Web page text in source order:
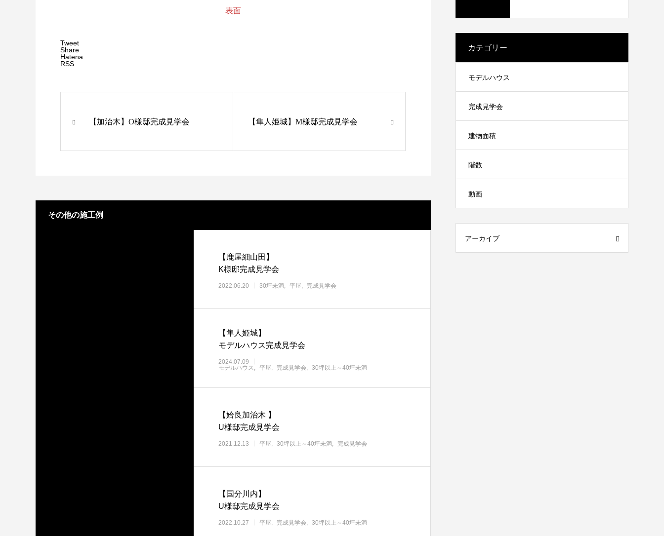
表面
Tweet
Share
Hatena
RSS
【加治木】O様邸完成見学会 【隼人姫城】M様邸完成見学会
その他の施工例
【鹿屋細山田】
K様邸完成見学会
2022.06.20 30坪未満 平屋 完成見学会
【隼人姫城】
モデルハウス完成見学会
2024.07.09
モデルハウス
平屋 完成見学会 30坪以上～40坪未満
【姶良加治木 】
U様邸完成見学会
2021.12.13 平屋 30坪以上～40坪未満 完成見学会
【国分川内】
U様邸完成見学会
2022.10.27 平屋 完成見学会 30坪以上～40坪未満
カテゴリー
モデルハウス
完成見学会
建物面積
階数
動画
アーカイブ